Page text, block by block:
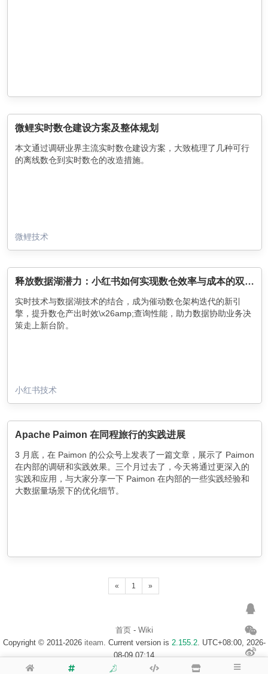
微鲤实时数仓建设方案及整体规划
本文通过调研业界主流实时数仓建设方案，大致梳理了几种可行
的离线数仓到实时数仓的改造措施。
微鲤技术
释放数据湖潜力：小红书如何实现数仓效率与成本的双重优化
实时技术与数据湖技术的结合，成为催动数仓架构迭代的新引
擎，提升数仓产出时效\x26amp;查询性能，助力数据协助业务决
策走上新台阶。
小红书技术
Apache Paimon 在同程旅行的实践进展
3 月底，在 Paimon 的公众号上发表了一篇文章，展示了 Paimon
在内部的调研和实践效果。三个月过去了，今天将通过更深入的
实践和应用，与大家分享一下 Paimon 在内部的一些实践经验和
大数据量场景下的优化细节。
« 1 »
首页- Wiki
Copyright © 2011-2026 iteam . Current version is 2.155.2. UTC+08:00, 2026-
08-09 07:14
浙ICP备14020137号-1 $访客地图$